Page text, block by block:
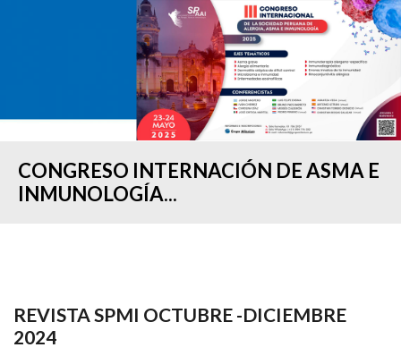
CONGRESO INTERNACIÓN DE ASMA E
INMUNOLOGÍA...
REVISTA SPMI OCTUBRE -DICIEMBRE
2024